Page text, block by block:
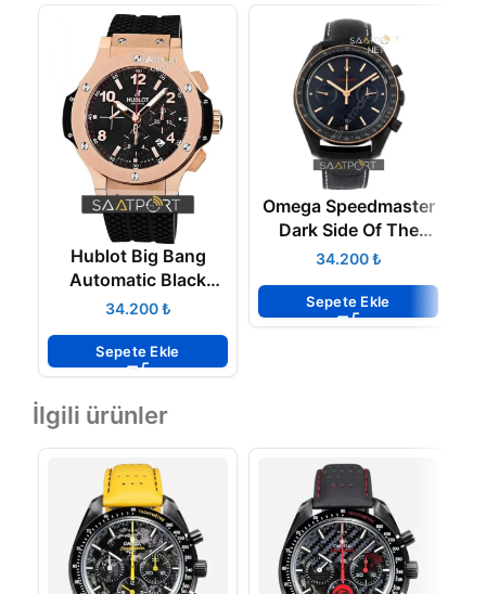
Hublot Big Bang
Automatic Black
Rubber Mens Watch
₺
Sepete Ekle
Omega Speedmaster
Dark Side Of The
Moon 44.25 mm ETA
₺
Sepete Ekle
İlgili ürünler